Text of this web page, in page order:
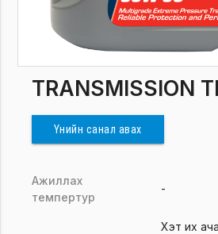
TRANSMISSION
Үнийн санал авах
Ажиллах
темпертур
-
Хэт их